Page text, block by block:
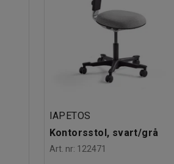
IAPETOS
Kontorsstol, svart/grå
Art. nr: 122471